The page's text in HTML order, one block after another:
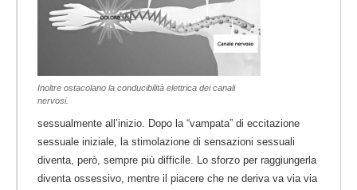
Inoltre ostacolano la conducibilità elettrica dei canali
nervosi.
sessualmente all’inizio. Dopo la “vampata” di eccitazione
sessuale iniziale, la stimolazione di sensazioni sessuali
diventa, però, sempre più difficile. Lo sforzo per raggiungerla
diventa ossessivo, mentre il piacere che ne deriva va via via